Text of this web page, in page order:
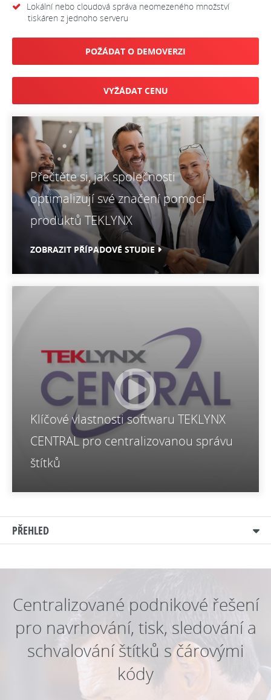
Lokální nebo cloudová správa neomezeného množství
tiskáren z jednoho serveru
POŽÁDAT O DEMOVERZI
VYŽÁDAT CENU
Přečtěte si, jak společnosti
optimalizují své značení pomocí
produktů TEKLYNX
ZOBRAZIT PŘÍPADOVÉ STUDIE
Klíčové vlastnosti softwaru TEKLYNX
CENTRAL pro centralizovanou správu
štítků
PŘEHLED
Centralizované podnikové řešení
pro navrhování, tisk, sledování a
schvalování štítků s čárovými
kódy